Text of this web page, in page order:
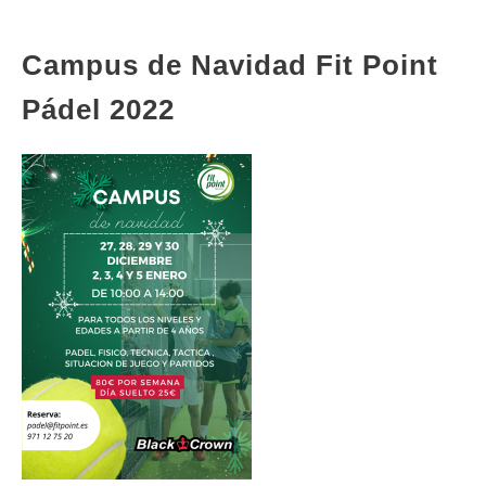
Campus de Navidad Fit Point
Pádel 2022